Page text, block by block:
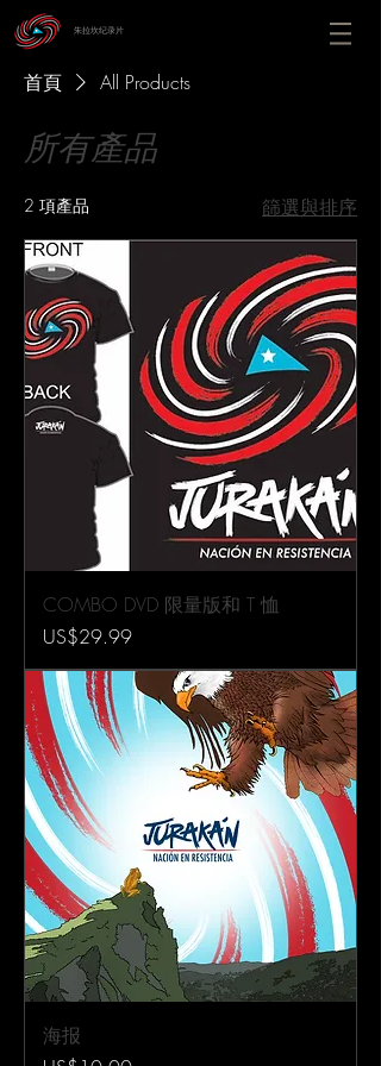
朱拉坎纪录片
首頁 All Products
所有產品
2 項產品 篩選與排序
COMBO DVD 限量版和 T 恤
價格
US$29.99
海报